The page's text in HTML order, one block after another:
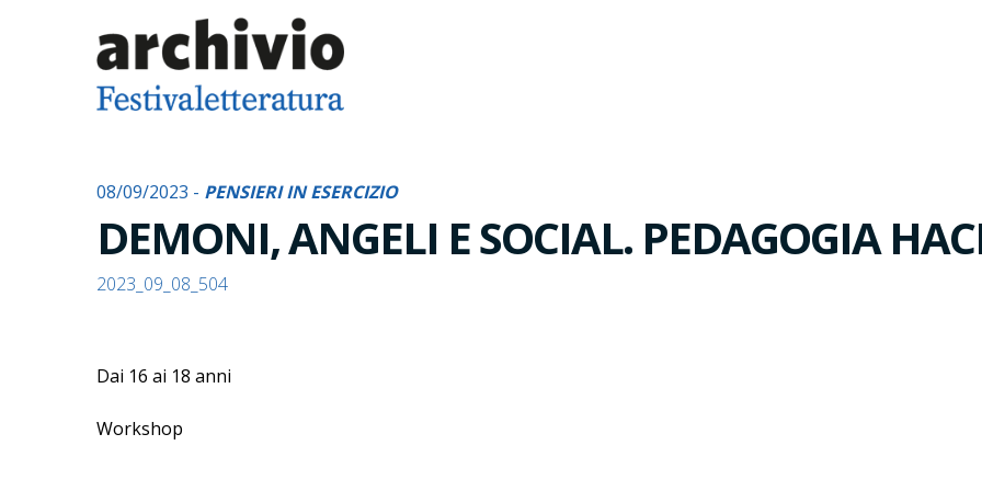
08/09/2023 - PENSIERI IN ESERCIZIO
DEMONI, ANGELI E SOCIAL. PEDAGOGIA
2023_09_08_504
Dai 16 ai 18 anni
Workshop